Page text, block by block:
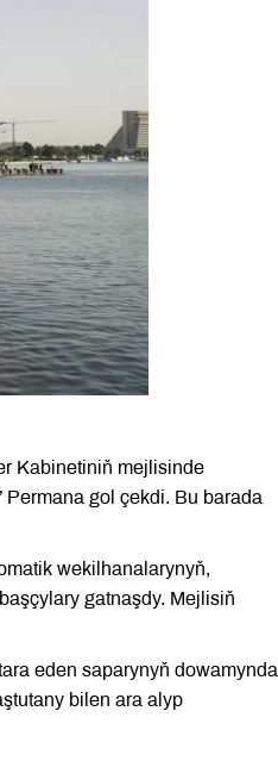
Kabinetiniň mejlisinde
gol çekdi. Bu barada
wekilhanalarynyň,
gatnaşdy. Mejlisiň
eden saparynyň dowamynda
bilen ara alyp